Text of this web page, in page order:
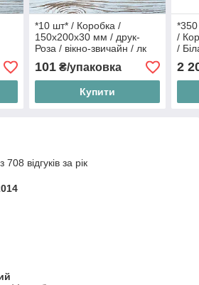
*10 шт* / Коробка /
150х200х30 мм / друк-
Роза / вікно-звичайн / лк
101₴/упаковка
Купити
/
/
к912
2
відгуків за рік